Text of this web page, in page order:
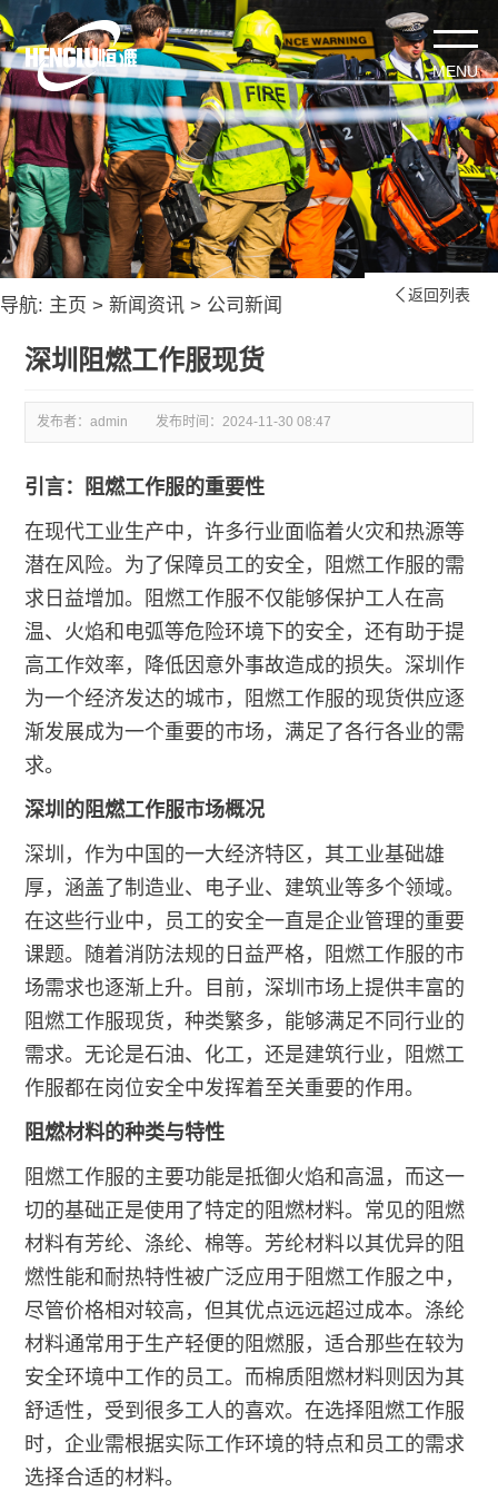
导航: 主页 > 新闻资讯 > 公司新闻  返回列表
深圳阻燃工作服现货
发布者：admin 发布时间：2024-11-30 08:47
引言：阻燃工作服的重要性
在现代工业生产中，许多行业面临着火灾和热源等
潜在风险。为了保障员工的安全，阻燃工作服的需
求日益增加。阻燃工作服不仅能够保护工人在高
温、火焰和电弧等危险环境下的安全，还有助于提
高工作效率，降低因意外事故造成的损失。深圳作
为一个经济发达的城市，阻燃工作服的现货供应逐
渐发展成为一个重要的市场，满足了各行各业的需
求。
深圳的阻燃工作服市场概况
深圳，作为中国的一大经济特区，其工业基础雄
厚，涵盖了制造业、电子业、建筑业等多个领域。
在这些行业中，员工的安全一直是企业管理的重要
课题。随着消防法规的日益严格，阻燃工作服的市
场需求也逐渐上升。目前，深圳市场上提供丰富的
阻燃工作服现货，种类繁多，能够满足不同行业的
需求。无论是石油、化工，还是建筑行业，阻燃工
作服都在岗位安全中发挥着至关重要的作用。
阻燃材料的种类与特性
阻燃工作服的主要功能是抵御火焰和高温，而这一
切的基础正是使用了特定的阻燃材料。常见的阻燃
材料有芳纶、涤纶、棉等。芳纶材料以其优异的阻
燃性能和耐热特性被广泛应用于阻燃工作服之中，
尽管价格相对较高，但其优点远远超过成本。涤纶
材料通常用于生产轻便的阻燃服，适合那些在较为
安全环境中工作的员工。而棉质阻燃材料则因为其
舒适性，受到很多工人的喜欢。在选择阻燃工作服
时，企业需根据实际工作环境的特点和员工的需求
选择合适的材料。